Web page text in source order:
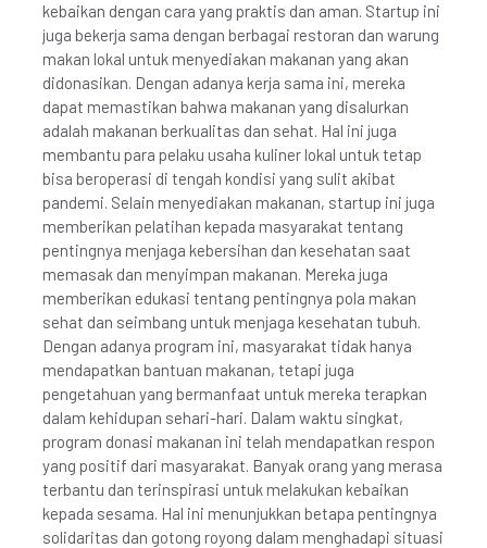
kebaikan dengan cara yang praktis dan aman. Startup ini
juga bekerja sama dengan berbagai restoran dan warung
makan lokal untuk menyediakan makanan yang akan
didonasikan. Dengan adanya kerja sama ini, mereka
dapat memastikan bahwa makanan yang disalurkan
adalah makanan berkualitas dan sehat. Hal ini juga
membantu para pelaku usaha kuliner lokal untuk tetap
bisa beroperasi di tengah kondisi yang sulit akibat
pandemi. Selain menyediakan makanan, startup ini juga
memberikan pelatihan kepada masyarakat tentang
pentingnya menjaga kebersihan dan kesehatan saat
memasak dan menyimpan makanan. Mereka juga
memberikan edukasi tentang pentingnya pola makan
sehat dan seimbang untuk menjaga kesehatan tubuh.
Dengan adanya program ini, masyarakat tidak hanya
mendapatkan bantuan makanan, tetapi juga
pengetahuan yang bermanfaat untuk mereka terapkan
dalam kehidupan sehari-hari. Dalam waktu singkat,
program donasi makanan ini telah mendapatkan respon
yang positif dari masyarakat. Banyak orang yang merasa
terbantu dan terinspirasi untuk melakukan kebaikan
kepada sesama. Hal ini menunjukkan betapa pentingnya
solidaritas dan gotong royong dalam menghadapi situasi